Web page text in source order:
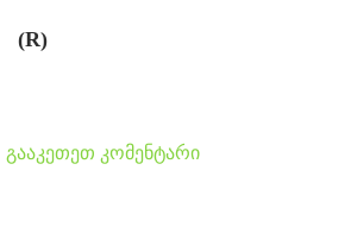
(R)
გააკეთეთ კომენტარი